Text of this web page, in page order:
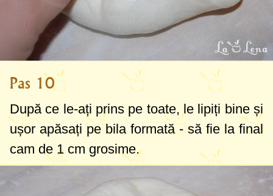
Pas 10
După ce le-ați prins pe toate, le lipiți bine și
ușor apăsați pe bila formată - să fie la final
cam de 1 cm grosime.